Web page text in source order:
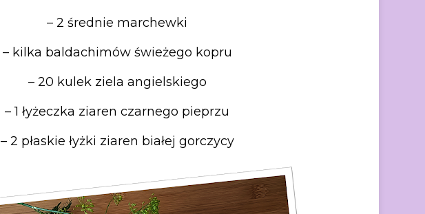
– 2 średnie marchewki
– kilka baldachimów świeżego kopru
– 20 kulek ziela angielskiego
– 1 łyżeczka ziaren czarnego pieprzu
– 2 płaskie łyżki ziaren białej gorczycy